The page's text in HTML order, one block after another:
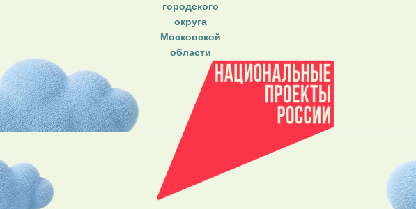
городского
округа
Московской
области